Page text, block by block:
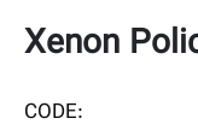
Xenon
CODE: